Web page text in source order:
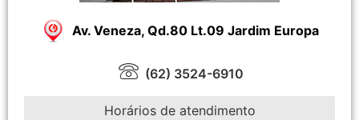
Av. Veneza, Qd.80 Lt.09 Jardim Europa
(62) 3524-6910
Horários de atendimento